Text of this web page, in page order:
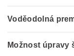
Voděodolná
Možnost úpravy